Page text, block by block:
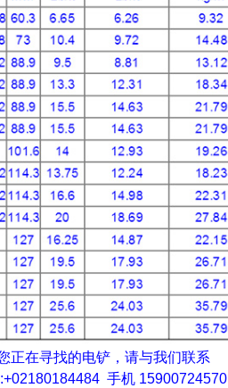
正在寻找的电铲，请与我们联系
手机 15900724570